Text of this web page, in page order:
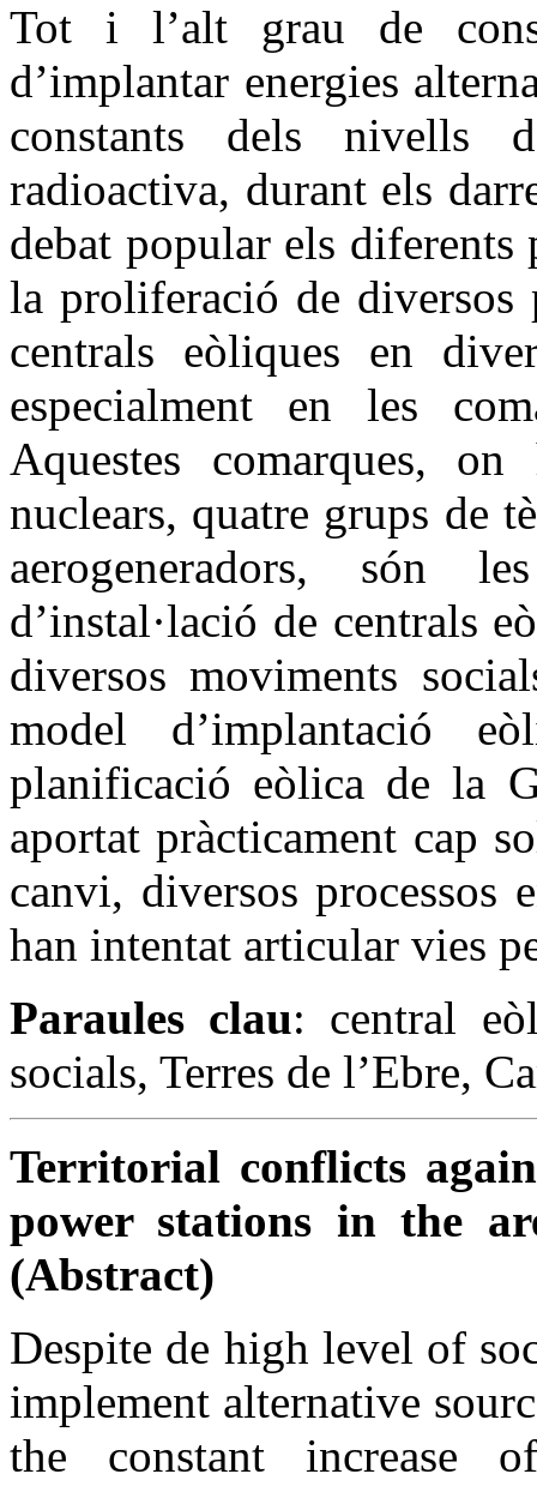
Tot i l’alt grau de
d’implantar energies
constants dels nivells
radioactiva, durant els
debat popular els
la proliferació de diversos
centrals eòliques en
especialment en les
Aquestes comarques,
nuclears, quatre grups de
aerogeneradors, són
d’instal·lació de centrals
diversos moviments
model d’implantació
planificació eòlica de la
aportat pràcticament cap
canvi, diversos processos
han intentat articular vies
Paraules clau: central
socials, Terres de l’Ebre,
Territorial conflicts
power stations in the
(Abstract)
Despite de high level of
implement alternative
the constant increase